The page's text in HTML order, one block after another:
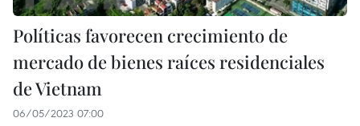
Políticas favorecen crecimiento de
mercado de bienes raíces residenciales
de Vietnam
06/05/2023 07:00